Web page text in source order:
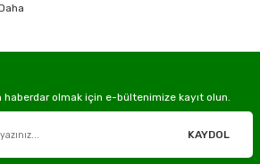
olmak için e-bültenimize kayıt olun.
KAYDOL